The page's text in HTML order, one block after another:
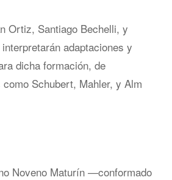
Ortiz, Santiago Bechelli, y
adaptaciones y
dicha formación, de
Schubert, Mahler, y Alm
Noveno Maturín —conformado